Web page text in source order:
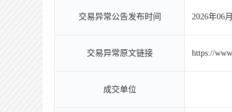
交易异常公告发布时间 2026年06
交易异常原文链接 https://
成交单位